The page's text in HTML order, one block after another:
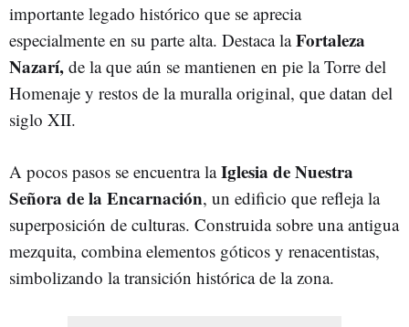
importante legado histórico que se aprecia
especialmente en su parte alta. Destaca laFortaleza
Nazarí, de la que aún se mantienen en pie la Torre del
Homenaje y restos de la muralla original, que datan del
siglo XII.
A pocos pasos se encuentra laIglesia de Nuestra
Señora de la Encarnación, un edificio que refleja la
superposición de culturas. Construida sobre una antigua
mezquita, combina elementos góticos y renacentistas,
simbolizando la transición histórica de la zona.